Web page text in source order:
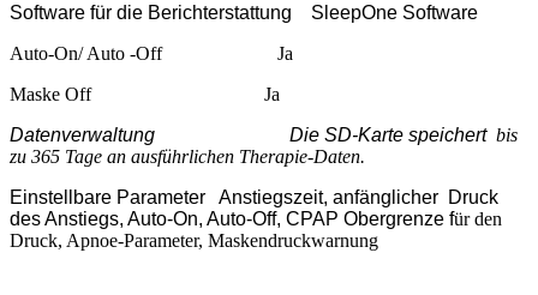
Software für die Berichterstattung
SleepOne Software
Auto-On/ Auto -Off Ja
Maske Off Ja
Datenverwaltung
Die SD-Karte speichert bis
zu 365 Tage an ausführlichen Therapie-Daten.
Einstellbare Parameter
Anstiegszeit, anfänglicher Druck
des Anstiegs, Auto-On, Auto-Off, CPAP Obergrenze für den
Druck, Apnoe-Parameter, Maskendruckwarnung